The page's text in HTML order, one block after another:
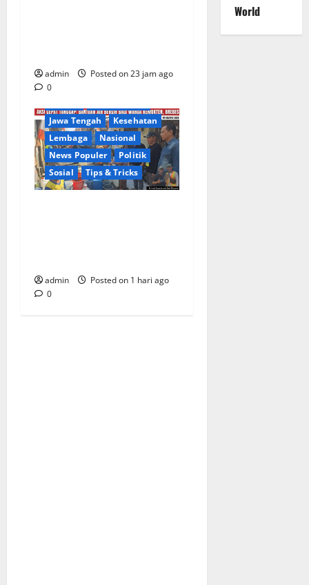
admin
Posted on 23 jam ago
0Berita Terkini
Jawa Tengah
Kesehatan
Lembaga
Nasional
News Populer
Politik
Sosial
Tips & Tricks
admin
Posted on 1 hari ago
0
World